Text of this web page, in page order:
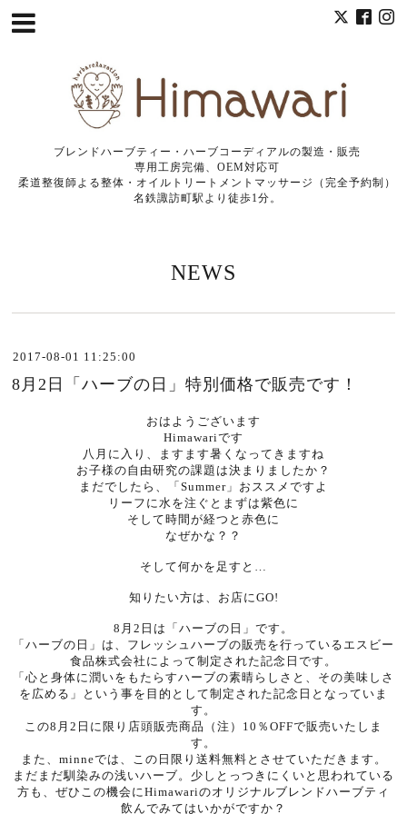
ブレンドハーブティー・ハーブコーディアルの製造・販売
専用工房完備、OEM対応可
柔道整復師よる整体・オイルトリートメントマッサージ（完全予約制）
名鉄諏訪町駅より徒歩1分。
NEWS
2017-08-01 11:25:00
8月2日「ハーブの日」特別価格で販売です！
おはようございます
Himawariです
八月に入り、ますます暑くなってきますね
お子様の自由研究の課題は決まりましたか？
まだでしたら、「Summer」おススメですよ
リーフに水を注ぐとまずは紫色に
そして時間が経つと赤色に
なぜかな？？
そして何かを足すと…
知りたい方は、お店にGO!
8月2日は「ハーブの日」です。
「ハーブの日」は、フレッシュハーブの販売を行っているエスビー
食品株式会社によって制定された記念日です。
「心と身体に潤いをもたらすハーブの素晴らしさと、その美味しさ
を広める」という事を目的として制定された記念日となっていま
す。
この8月2日に限り店頭販売商品（注）10％OFFで販売いたしま
す。
また、minneでは、この日限り送料無料とさせていただきます。
まだまだ馴染みの浅いハーブ。少しとっつきにくいと思われている
方も、ぜひこの機会にHimawariのオリジナルブレンドハーブティ
飲んでみてはいかがですか？